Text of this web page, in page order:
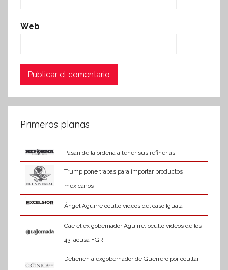
Web
Primeras planas
Pasan de la ordeña a tener sus refinerías
Trump pone trabas para importar productos
mexicanos
Ángel Aguirre ocultó videos del caso Iguala
Cae el ex gobernador Aguirre; ocultó videos de los
43, acusa FGR
Detienen a exgobernador de Guerrero por ocultar